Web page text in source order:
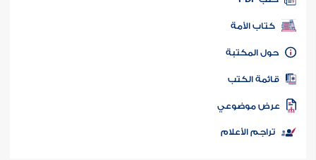
كتب PDF
كتاب الأمة
المكتبة
الكتب
موضوعي